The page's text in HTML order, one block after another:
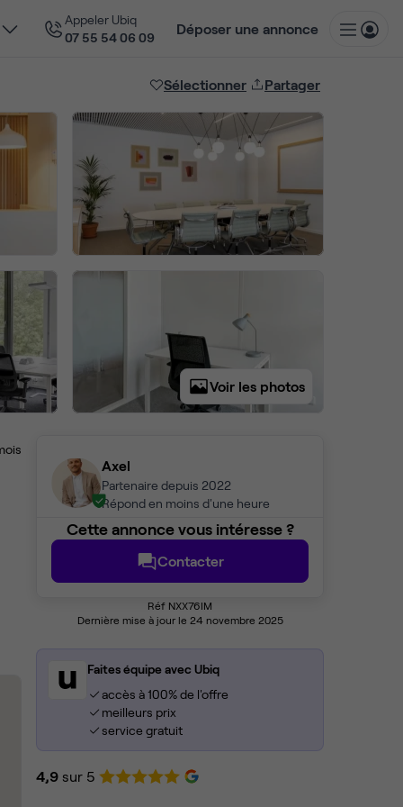
Appeler Ubiq
07 55 54 06 09
Déposer une annonce
Sélectionner Partager
Voir les photos
Axel
Partenaire depuis 2022
Répond en moins d'une heure
Cette annonce vous intéresse ?
Contacter
Réf NXX76IM
Dernière mise à jour le 24 novembre 2025
Faites équipe avec Ubiq
accès à 100% de l'offre
meilleurs prix
service gratuit
4,9 sur 5